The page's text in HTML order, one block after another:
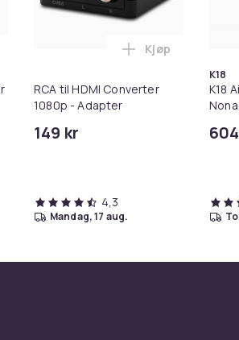
med 6 metallrør Silver i
RCA til HDMI Converter
1080p - Adapter
149 kr
Legg RCA til
Kjøp
4,3
mandag, 17 aug.
K18
K18